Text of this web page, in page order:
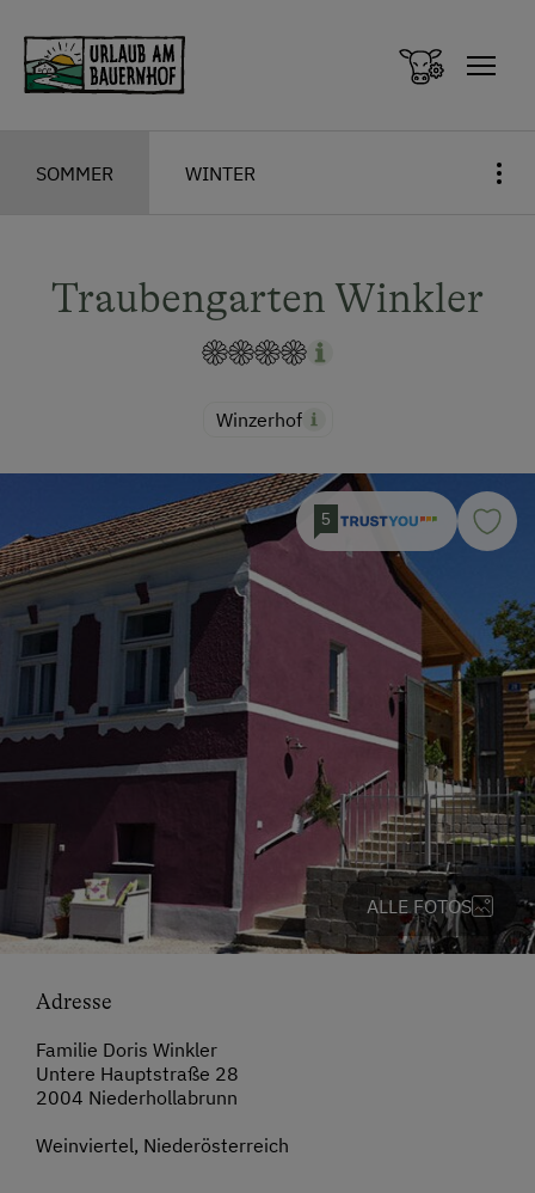
SOMMER WINTER
Traubengarten Winkler
Winzerhof
5
ALLE FOTOS
Adresse
Familie Doris Winkler
Untere Hauptstraße 28
2004 Niederhollabrunn
Weinviertel, Niederösterreich